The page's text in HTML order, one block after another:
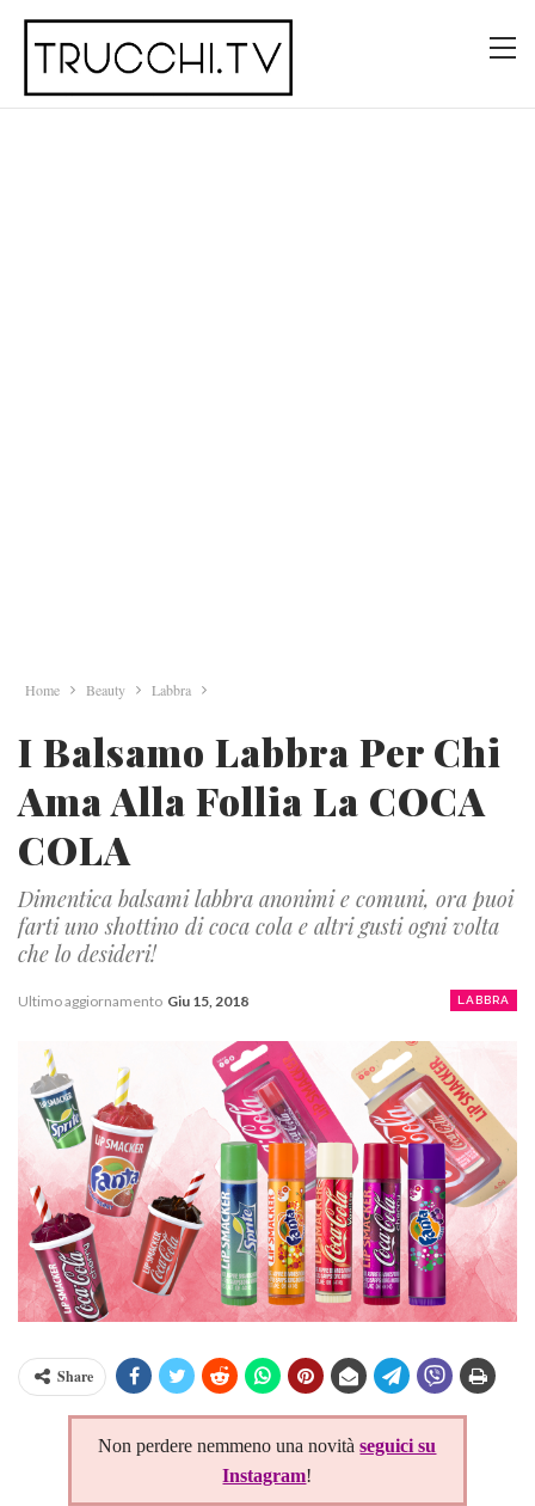
Home Beauty Labbra
I Balsamo Labbra Per Chi
Ama Alla Follia La COCA
COLA
Dimentica balsami labbra anonimi e comuni, ora puoi
farti uno shottino di coca cola e altri gusti ogni volta
che lo desideri!
LABBRA
Ultimo aggiornamento Giu 15, 2018
Share
Non perdere nemmeno una novitàseguici su
Instagram!